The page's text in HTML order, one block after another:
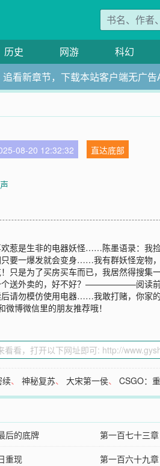
历史 网游 科幻
追看新章节，下载本站客户端无广告
08-20 12:32:32
直达底部
惹是生非的电器妖怪……陈墨语录：我
要一爆发就会变身……我有群妖怪宠物
是为了买房买车而已，我居然得搜集
送外卖的，好不好？——————阅读前
请勿模仿使用电器……我敢打赌，你家
博微信里的朋友推荐哦！
续、神秘复苏、大宋第一侯、CSGO：
后的底牌 第一百七十三
重现 第一百六十九